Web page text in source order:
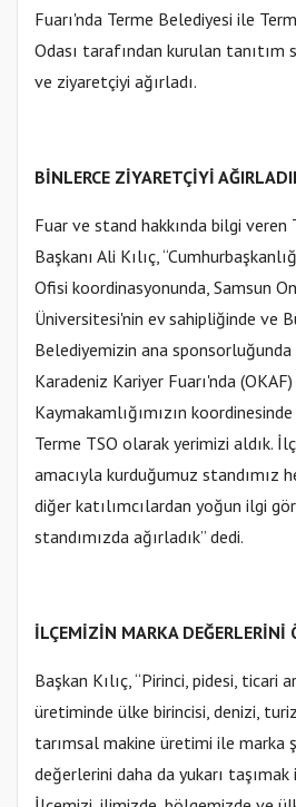
Fuarı'nda Terme Belediyesi ile
Odası tarafından kurulan tanıtım
ve ziyaretçiyi ağırladı.
BİNLERCE ZİYARETÇİYİ
Fuar ve stand hakkında bilgi veren
Başkanı Ali Kılıç,
Ofisi koordinasyonunda, Samsun
Üniversitesi'nin ev sahipliğinde ve
Belediyemizin ana
Karadeniz Kariyer Fuarı'nda
Kaymakamlığımızın
Terme TSO olarak yerimizi aldık.
amacıyla kurduğumuz standımız
diğer katılımcılardan yoğun ilgi
standımızda ağırladık” dedi.
İLÇEMİZİN MARKA DEĞERLERİNİ
Başkan Kılıç, “Pirinci, pidesi, ticari
üretiminde ülke birincisi, denizi,
tarımsal makine üretimi ile marka
değerlerini daha da yukarı taşımak